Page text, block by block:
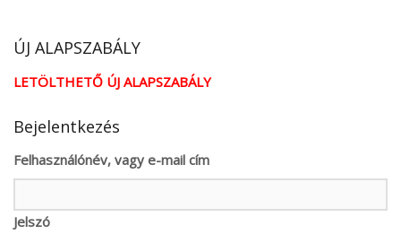
ÚJ ALAPSZABÁLY
LETÖLTHETŐ ÚJ ALAPSZABÁLY
Bejelentkezés
Felhasználónév, vagy e-mail cím
Jelszó